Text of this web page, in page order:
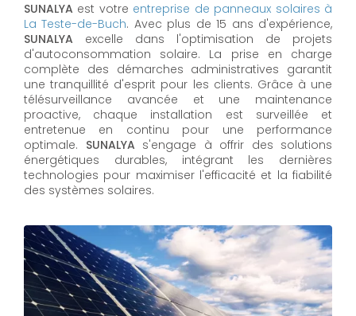
SUNALYA est votre entreprise de panneaux solaires à
La Teste-de-Buch. Avec plus de 15 ans d'expérience,
SUNALYA excelle dans l'optimisation de projets
d'autoconsommation solaire. La prise en charge
complète des démarches administratives garantit
une tranquillité d'esprit pour les clients. Grâce à une
télésurveillance avancée et une maintenance
proactive, chaque installation est surveillée et
entretenue en continu pour une performance
optimale. SUNALYA s'engage à offrir des solutions
énergétiques durables, intégrant les dernières
technologies pour maximiser l'efficacité et la fiabilité
des systèmes solaires.